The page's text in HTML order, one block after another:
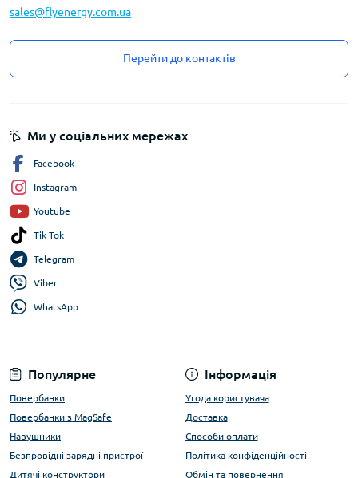
sales@flyenergy.com.ua
Перейти до контактів
Популярне
Повербанки
Повербанки з MagSafe
Навушники
Безпровідні зарядні пристрої
Дитячі конструктори
Інформація
Угода користувача
Доставка
Способи оплати
Політика конфіденційності
Обмін та повернення
Ми у соціальних мережах
Facebook
Instagram
Youtube
Tik Tok
Telegram
Viber
WhatsApp